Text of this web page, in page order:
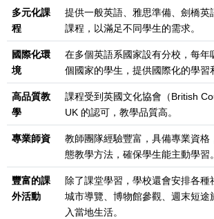
多元化課
程
提供一般英語、雅思準備、劍橋英
課程，以滿足不同學生的需求。
國際化環
境
在多個英語系國家設有分校，每年
個國家的學生，提供國際化的學習
高品質教
學
課程受到英國文化協會（British
UK 的認可，教學品質高。
專業師資
教師團隊經驗豐富，具備專業資格
態教學方法，確保學生能主動學習。
豐富的課
外活動
除了課堂學習，學校還會安排各種
城市導覽、博物館參觀、週末短途
入當地生活。